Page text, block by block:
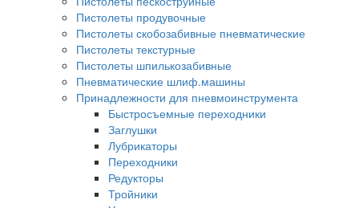
Пистолеты продувочные
Пистолеты скобозабивные пневматические
Пистолеты текстурные
Пистолеты шпилькозабивные
Пневматические шлиф.машины
Принадлежности для пневмоинструмента
Быстросъемные переходники
Заглушки
Лубрикаторы
Переходники
Редукторы
Тройники